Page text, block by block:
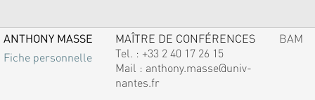
ANTHONY MASSE
Fiche personnelle
MAÎTRE DE CONFÉRENCES
Tel. : +33 2 40 17 26 15
Mail : anthony.masse@univ-
nantes.fr
BAM